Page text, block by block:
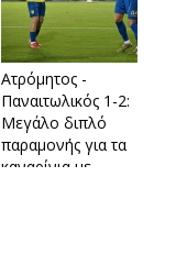
Ατρόμητος -
Παναιτωλικός 1-2:
Μεγάλο διπλό
παραμονής για τα
καναρίνια με